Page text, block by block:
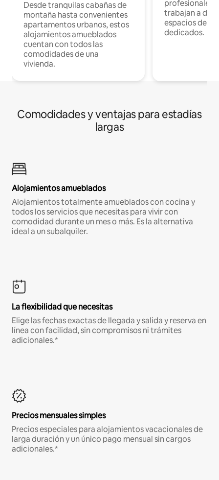
Desde tranquilas cabañas de
montaña hasta convenientes
apartamentos urbanos, estos
alojamientos amueblados
cuentan con todos las
comodidades de una
vivienda.
profesionales
trabajan a
espacios de
dedicados.
Comodidades y ventajas para estadías
largas
Alojamientos amueblados
Alojamientos totalmente amueblados con cocina y
todos los servicios que necesitas para vivir con
comodidad durante un mes o más. Es la alternativa
ideal a un subalquiler.
La flexibilidad que necesitas
Elige las fechas exactas de llegada y salida y reserva en
línea con facilidad, sin compromisos ni trámites
adicionales.*
Precios mensuales simples
Precios especiales para alojamientos vacacionales de
larga duración y un único pago mensual sin cargos
adicionales.*